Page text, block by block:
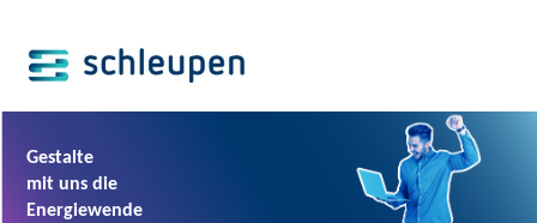
Gestalte
mit uns die
Energiewende